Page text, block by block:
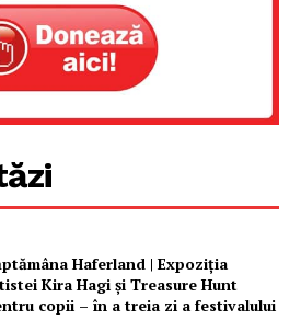
Haferland | Expoziţia
Kira Hagi şi Treasure Hunt
copii – în a treia zi a festivalului